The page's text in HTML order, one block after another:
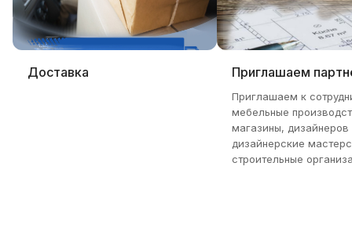
Доставка Приглашаем
Приглашаем к
мебельные
магазины, дизайнеров
дизайнерские
строительные